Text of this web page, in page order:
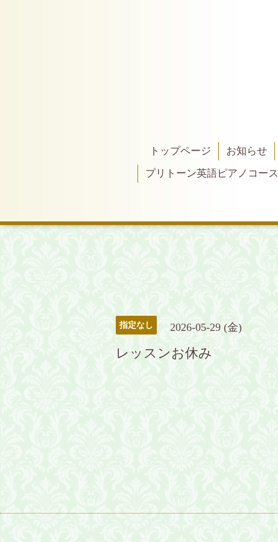
トップページ お知らせ
プリトーン英語ピアノコース
指定なし 2026-05-29 (金)
レッスンお休み